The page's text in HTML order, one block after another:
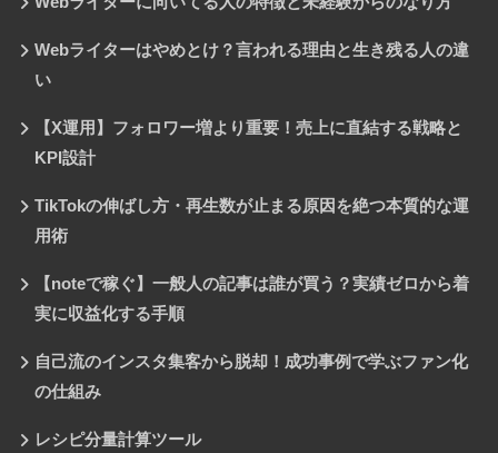
Webライターはやめとけ？言われる理由と生き残る人の違
い
【X運用】フォロワー増より重要！売上に直結する戦略と
KPI設計
TikTokの伸ばし方・再生数が止まる原因を絶つ本質的な運
用術
【noteで稼ぐ】一般人の記事は誰が買う？実績ゼロから着
実に収益化する手順
自己流のインスタ集客から脱却！成功事例で学ぶファン化
の仕組み
レシピ分量計算ツール